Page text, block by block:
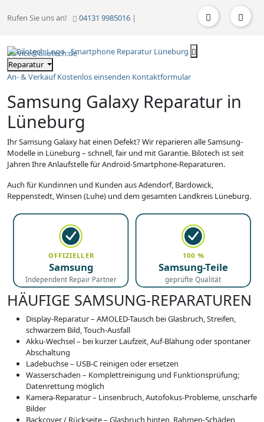
Rufen Sie uns an! 04131 9985016 |
service@bilotech.de
Reparatur
An- & Verkauf Kostenlos einsenden Kontaktformular
Samsung Galaxy Reparatur in
Lüneburg
Ihr Samsung Galaxy hat einen Defekt? Wir reparieren alle Samsung-
Modelle in Lüneburg – schnell, fair und mit Garantie. Bilotech ist seit
Jahren Ihre Anlaufstelle für Android-Smartphone-Reparaturen.
Auch für Kundinnen und Kunden aus Adendorf, Bardowick,
Reppenstedt, Winsen (Luhe) und dem gesamten Landkreis Lüneburg.
OFFIZIELLER
Samsung
Independent Repair Partner
100 %
Samsung-Teile
geprüfte Qualität
HÄUFIGE SAMSUNG-REPARATUREN
Display-Reparatur– AMOLED-Tausch bei Glasbruch, Streifen,
schwarzem Bild, Touch-Ausfall
Akku-Wechsel– bei kurzer Laufzeit, Auf-Blähung oder spontaner
Abschaltung
Ladebuchse– USB-C reinigen oder ersetzen
Wasserschaden – Komplettreinigung und Funktionsprüfung;
Datenrettung möglich
Kamera-Reparatur– Linsenbruch, Autofokus-Probleme, unscharfe
Bilder
Backcover / Rückseite– Glasbruch hinten, Rahmen-Schäden